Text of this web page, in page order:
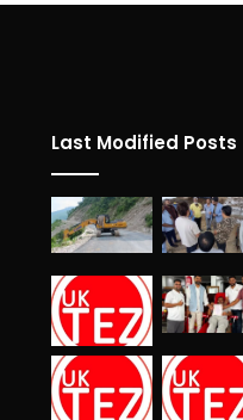
Last Modified Posts